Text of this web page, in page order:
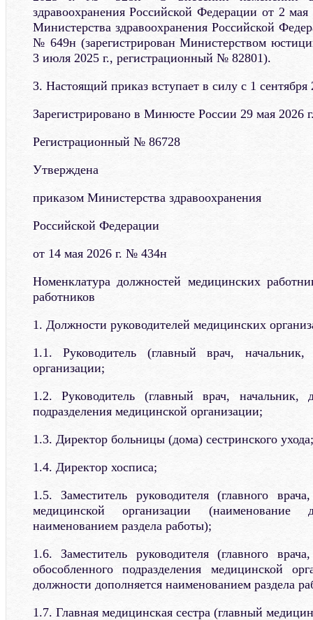
здравоохранения Российской Федерации от 2
Министерства здравоохранения Российской
№ 649н (зарегистрирован Министерством
3 июля 2025 г., регистрационный № 82801).
3. Настоящий приказ вступает в силу с 1 сентября
Зарегистрировано в Минюсте России 29 мая 2026
Регистрационный № 86728
Утверждена
приказом Министерства здравоохранения
Российской Федерации
от 14 мая 2026 г. № 434н
Номенклатура должностей медицинских
работников
1. Должности руководителей медицинских
1.1. Руководитель (главный врач, начальник,
организации;
1.2. Руководитель (главный врач, начальник,
подразделения медицинской организации;
1.3. Директор больницы (дома) сестринского ухода;
1.4. Директор хосписа;
1.5. Заместитель руководителя (главного
медицинской организации (наименование
наименованием раздела работы);
1.6. Заместитель руководителя (главного
обособленного подразделения медицинской
должности дополняется наименованием раздела
1.7. Главная медицинская сестра (главный